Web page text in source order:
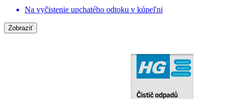
Na vyčistenie upchatého odtoku v kúpeľni
Zobraziť